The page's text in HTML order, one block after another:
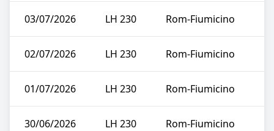
03/07/2026 LH 230 Rom-Fiumicino
02/07/2026 LH 230 Rom-Fiumicino
01/07/2026 LH 230 Rom-Fiumicino
30/06/2026 LH 230 Rom-Fiumicino